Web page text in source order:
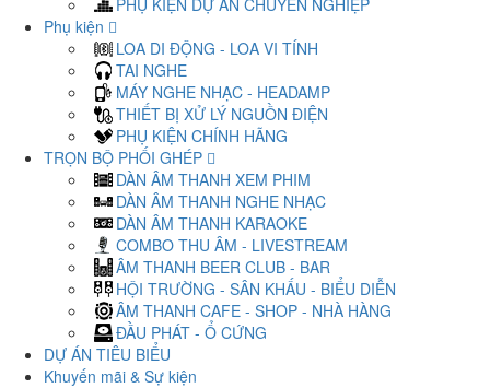
PHỤ KIỆN DỰ ÁN CHUYÊN NGHIỆP
Phụ kiện
LOA DI ĐỘNG - LOA VI TÍNH
TAI NGHE
MÁY NGHE NHẠC - HEADAMP
THIẾT BỊ XỬ LÝ NGUỒN ĐIỆN
PHỤ KIỆN CHÍNH HÃNG
TRỌN BỘ PHỐI GHÉP
DÀN ÂM THANH XEM PHIM
DÀN ÂM THANH NGHE NHẠC
DÀN ÂM THANH KARAOKE
COMBO THU ÂM - LIVESTREAM
ÂM THANH BEER CLUB - BAR
HỘI TRƯỜNG - SÂN KHẤU - BIỂU DIỄN
ÂM THANH CAFE - SHOP - NHÀ HÀNG
ĐẦU PHÁT - Ổ CỨNG
DỰ ÁN TIÊU BIỂU
Khuyến mãi & Sự kiện